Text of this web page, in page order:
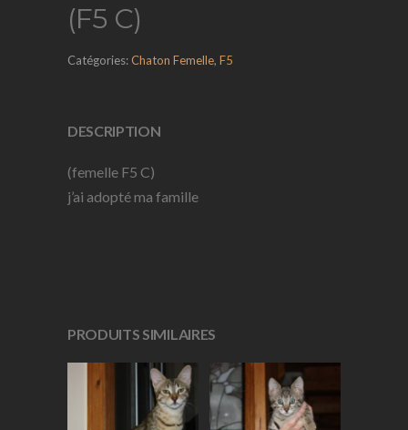
(F5 C)
Catégories:Chaton Femelle, F5
DESCRIPTION
(femelle F5 C)
j’ai adopté ma famille
PRODUITS SIMILAIRES